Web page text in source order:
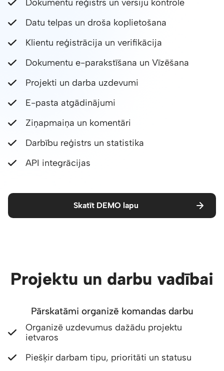
Dokumentu reģistrs un versiju kontrole
Datu telpas un droša koplietošana
Klientu reģistrācija un verifikācija
Dokumentu e-parakstīšana un Vīzēšana
Projekti un darba uzdevumi
E-pasta atgādinājumi
Ziņapmaiņa un komentāri
Darbību reģistrs un statistika
API integrācijas
Skatīt DEMO lapu
Projektu un darbu vadībai
Organizē uzdevumus dažādu projektu
ietvaros
Piešķir darbam tipu, prioritāti un statusu
Pārskatāmi organizē komandas darbu